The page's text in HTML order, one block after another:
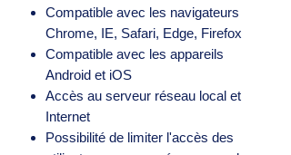
Compatible avec les navigateurs
Chrome, IE, Safari, Edge, Firefox
Compatible avec les appareils
Android et iOS
Accès au serveur réseau local et
Internet
Possibilité de limiter l'accès des